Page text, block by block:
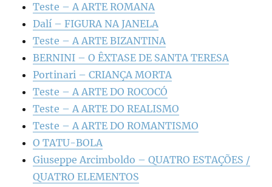
Teste – A ARTE ROMANA
Dalí – FIGURA NA JANELA
Teste – A ARTE BIZANTINA
BERNINI – O ÊXTASE DE SANTA TERESA
Portinari – CRIANÇA MORTA
Teste – A ARTE DO ROCOCÓ
Teste – A ARTE DO REALISMO
Teste – A ARTE DO ROMANTISMO
O TATU-BOLA
Giuseppe Arcimboldo – QUATRO ESTAÇÕES /
QUATRO ELEMENTOS